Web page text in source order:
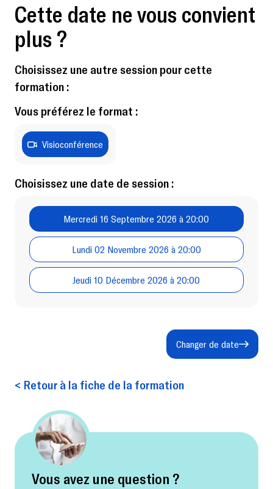
Cette date ne vous convient
plus ?
Choisissez une autre session pour cette
formation :
Vous préférez le format :
Visioconférence
Choisissez une date de session :
Mercredi 16 Septembre 2026 à 20:00
Lundi 02 Novembre 2026 à 20:00
Jeudi 10 Décembre 2026 à 20:00
Changer de date
< Retour à la fiche de la formation
Vous avez une question ?